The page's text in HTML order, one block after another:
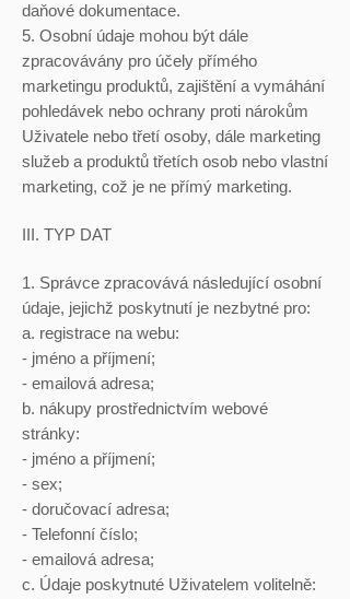
daňové dokumentace.
5. Osobní údaje mohou být dále
zpracovávány pro účely přímého
marketingu produktů, zajištění a vymáhání
pohledávek nebo ochrany proti nárokům
Uživatele nebo třetí osoby, dále marketing
služeb a produktů třetích osob nebo vlastní
marketing, což je ne přímý marketing.
III. TYP DAT
1. Správce zpracovává následující osobní
údaje, jejichž poskytnutí je nezbytné pro:
a. registrace na webu:
- jméno a příjmení;
- emailová adresa;
b. nákupy prostřednictvím webové
stránky:
- jméno a příjmení;
- sex;
- doručovací adresa;
- Telefonní číslo;
- emailová adresa;
c. Údaje poskytnuté Uživatelem volitelně: